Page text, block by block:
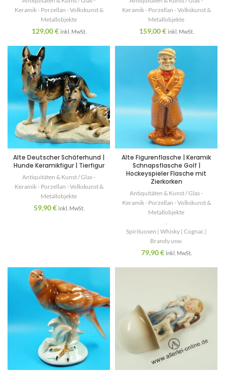
Keramik - Porzellan - Volkskunst &
Metallobjekte
129,00€ inkl. MwSt.
Keramik - Porzellan - Volkskunst &
Metallobjekte
159,00€ inkl. MwSt.
Alte Deutscher Schäferhund |
Hunde Keramikfigur | Tierfigur
Antiquitäten & Kunst / Glas -
Keramik - Porzellan - Volkskunst &
Metallobjekte
59,90€ inkl. MwSt.
Alte Figurenflasche | Keramik
Schnapsflasche Golf |
Hockeyspieler Flasche mit
Zierkorken
Antiquitäten & Kunst / Glas -
Keramik - Porzellan - Volkskunst &
Metallobjekte
,
Spirituosen | Whisky | Cognac |
Brandy usw.
79,90€ inkl. MwSt.